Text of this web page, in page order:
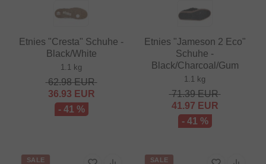
Etnies "Cresta" Schuhe -
Black/White
1.1 kg
62.98EUR
36.93 EUR
- 41 %
Etnies "Jameson 2 Eco"
Schuhe -
Black/Charcoal/Gum
1.1 kg
71.39EUR
41.97 EUR
- 41 %
SALE SALE